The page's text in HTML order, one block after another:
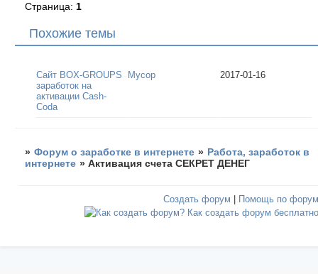
Страница:1
Похожие темы
Сайт BOX-GROUPS
заработок на
активации Cash-
Coda
Мусор 2017-01-16
» Форум о заработке в интернете » Работа, заработок в
интернете »Активация счета СЕКРЕТ ДЕНЕГ
Создать форум Помощь по